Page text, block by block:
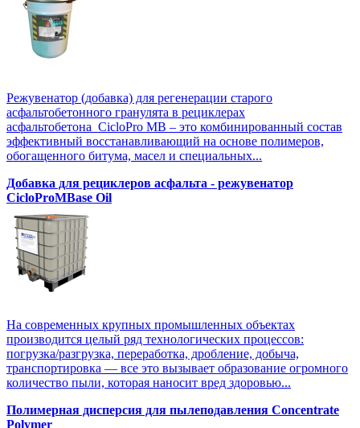
Режувенатор (добавка) для регенерации старого
асфальтобетонного гранулята в рециклерах
асфальтобетона CicloPro MB – это комбинированный состав
эффективный восстанавливающий на основе полимеров,
обогащенного битума, масел и специальных...
Добавка для рециклеров асфальта - режувенатор
CicloProMBase Oil
На современных крупных промышленных объектах
производится целый ряд технологических процессов:
погрузка/разгрузка, переработка, дробление, добыча,
транспортировка — все это вызывает образование огромного
количество пыли, которая наносит вред здоровью...
Полимерная дисперсия для пылеподавления Concentrate
Polymer